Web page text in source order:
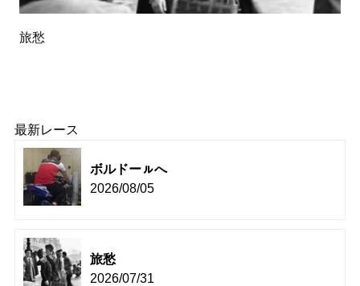
旅愁
最新レース
ボルドーㇽへ
2026/08/05
旅愁
2026/07/31